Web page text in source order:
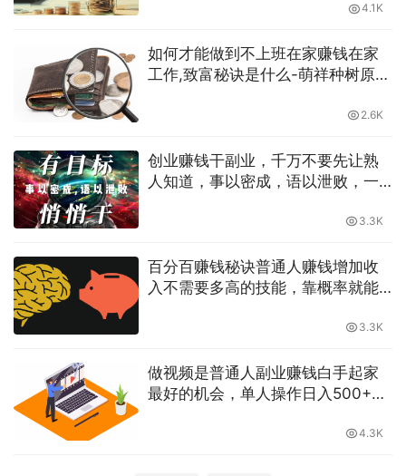
4.1K
如何才能做到不上班在家赚钱在家
工作,致富秘诀是什么-萌祥种树原创
2.6K
创业赚钱干副业，千万不要先让熟
人知道，事以密成，语以泄败，一
人才是你真正的贵人-萌祥种树原创
3.3K
百分百赚钱秘诀普通人赚钱增加收
入不需要多高的技能，靠概率就能
3.3K
做视频是普通人副业赚钱白手起家
最好的机会，单人操作日入500+，
4.3K